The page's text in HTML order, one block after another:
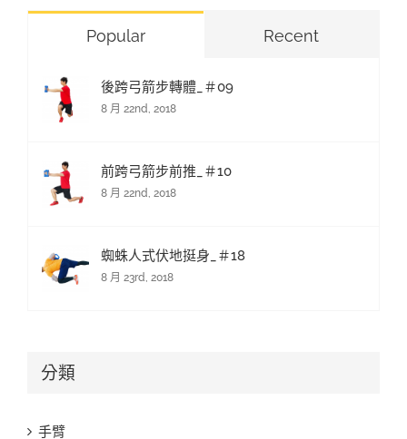
Popular Recent
後跨弓箭步轉體_＃09
8 月 22nd, 2018
前跨弓箭步前推_＃10
8 月 22nd, 2018
蜘蛛人式伏地挺身_＃18
8 月 23rd, 2018
分類
手臂